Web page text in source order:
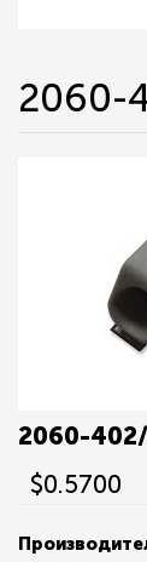
2060-
2060-
$0.5700